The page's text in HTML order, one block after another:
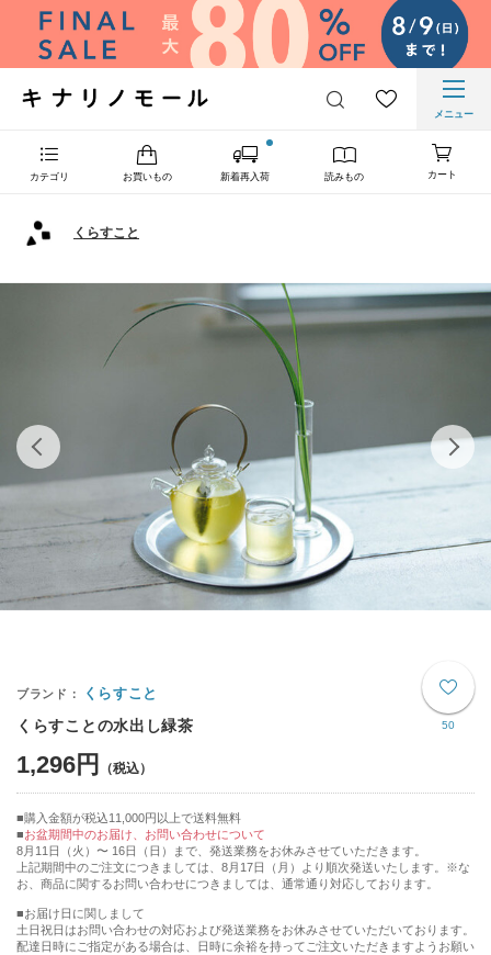
メニュー
カテゴリ お買いもの 新着再入荷 読みもの カート
くらすこと
50
くらすこと
くらすことの水出し緑茶
1,296円
購入金額が税込11,000円以上で送料無料
お盆期間中のお届け、お問い合わせについて
8月11日（火）〜 16日（日）まで、発送業務をお休みさせていただきます。
上記期間中のご注文につきましては、8月17日（月）より順次発送いたします。※な
お、商品に関するお問い合わせにつきましては、通常通り対応しております。
■お届け日に関しまして
土日祝日はお問い合わせの対応および発送業務をお休みさせていただいております。
配達日時にご指定がある場合は、日時に余裕を持ってご注文いただきますようお願い